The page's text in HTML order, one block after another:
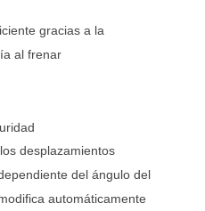
gracias a la
al frenar
desplazamientos
del ángulo del
automáticamente